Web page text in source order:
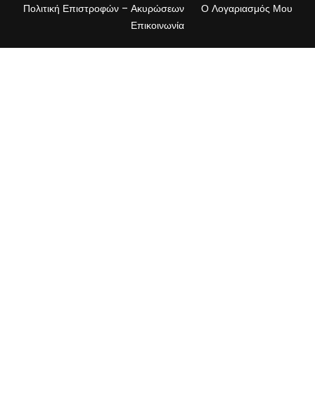
Πολιτική Επιστροφών – Ακυρώσεων
Ο Λογαριασμός Μου
Επικοινωνία